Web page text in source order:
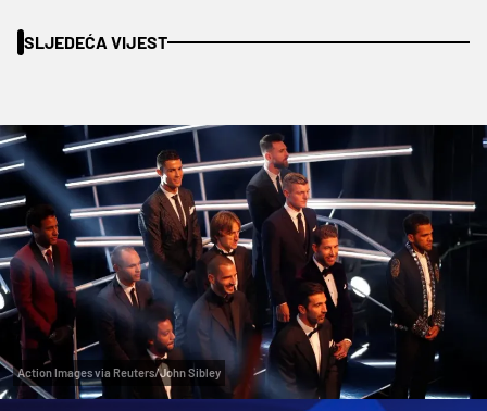
SLJEDEĆA VIJEST
Action Images via Reuters/John Sibley